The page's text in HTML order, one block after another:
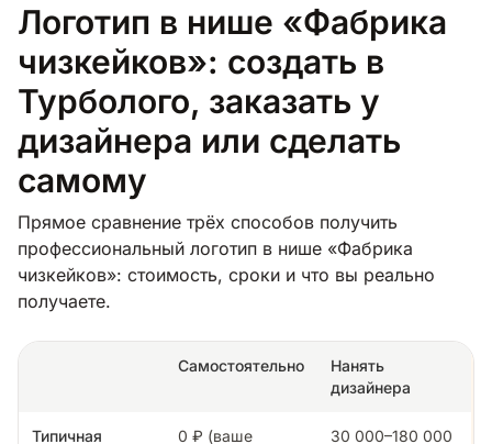
Логотип в нише «Фабрика
чизкейков»: создать в
Турболого, заказать у
дизайнера или сделать
самому
Прямое сравнение трёх способов получить
профессиональный логотип в нише «Фабрика
чизкейков»: стоимость, сроки и что вы реально
получаете.
Самостоятельно
Нанять
дизайнера
Типичная 0 ₽ (ваше 30 000–180 000